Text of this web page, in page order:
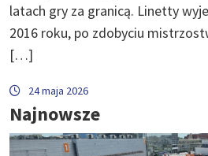
latach gry za granicą. Linetty
2016 roku, po zdobyciu
[…]
24 maja 2026
Najnowsze